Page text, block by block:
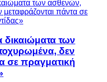
των
δεν
σε πραγματική